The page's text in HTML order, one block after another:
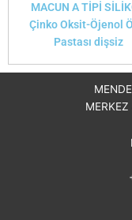
MACUN A TİPİ
Çinko Oksit-Öjenol
Pastası dişsiz